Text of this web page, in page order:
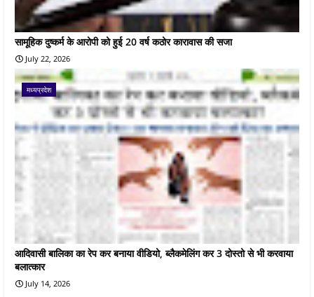
सामूहिक दुष्कर्म के आरोपी को हुई 20 वर्ष कठोर कारावास की सजा
July 22, 2026
मध्यप्रदेश
आदिवासी बालिका का रेप कर बनाया वीडियो, ब्लैकमेलिंग कर 3 दोस्तो से भी करवाया
बलात्कार
July 14, 2026